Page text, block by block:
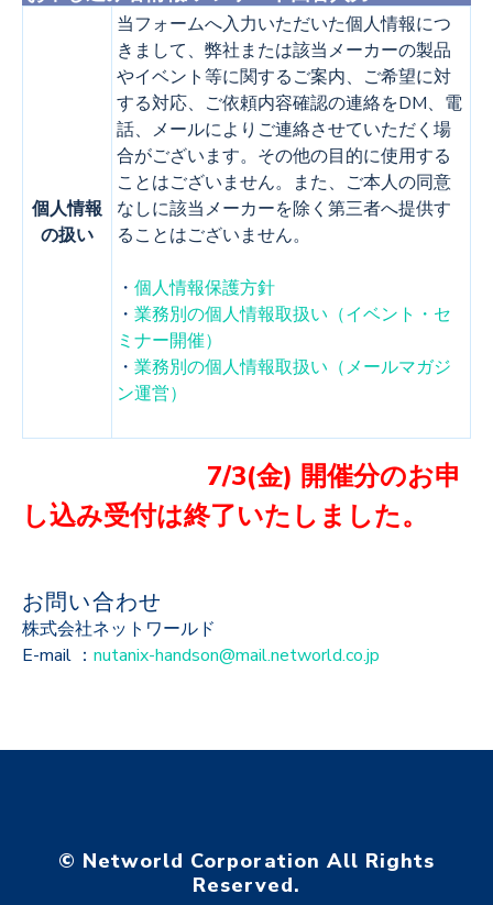
個人情報
の扱い
当フォームへ入力いただいた個人情報につ
きまして、弊社または該当メーカーの製品
やイベント等に関するご案内、ご希望に対
する対応、ご依頼内容確認の連絡をDM、電
話、メールによりご連絡させていただく場
合がございます。その他の目的に使用する
ことはございません。また、ご本人の同意
なしに該当メーカーを除く第三者へ提供す
ることはございません。
・ 個人情報保護方針
・ 業務別の個人情報取扱い（イベント・セ
ミナー開催）
・ 業務別の個人情報取扱い（メールマガジ
ン運営）
7/3(金) 開催分のお申
し込み受付は終了いたしました。
お問い合わせ
株式会社ネットワールド
E-mail ： nutanix-handson@mail.networld.co.jp
© Networld Corporation All Rights
Reserved.